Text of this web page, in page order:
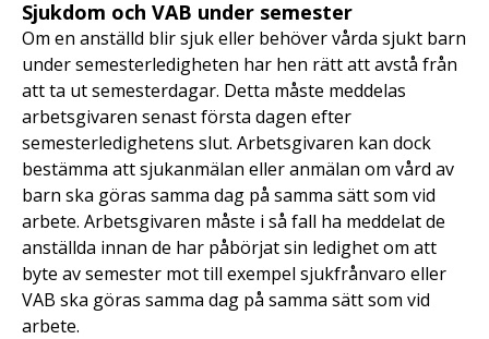
Sjukdom och VAB under semester
Om en anställd blir sjuk eller behöver vårda sjukt barn
under semesterledigheten har hen rätt att avstå från
att ta ut semesterdagar. Detta måste meddelas
arbetsgivaren senast första dagen efter
semesterledighetens slut. Arbetsgivaren kan dock
bestämma att sjukanmälan eller anmälan om vård av
barn ska göras samma dag på samma sätt som vid
arbete. Arbetsgivaren måste i så fall ha meddelat de
anställda innan de har påbörjat sin ledighet om att
byte av semester mot till exempel sjukfrånvaro eller
VAB ska göras samma dag på samma sätt som vid
arbete.